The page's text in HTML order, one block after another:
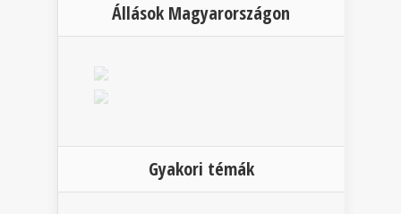
Állások Magyarországon
Gyakori témák